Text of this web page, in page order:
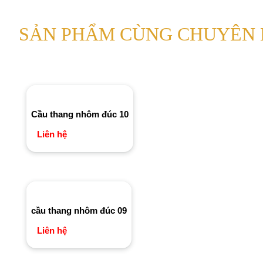
SẢN PHẨM CÙNG CHUYÊN
Cầu thang nhôm đúc 10
Liên hệ
cầu thang nhôm đúc 09
Liên hệ